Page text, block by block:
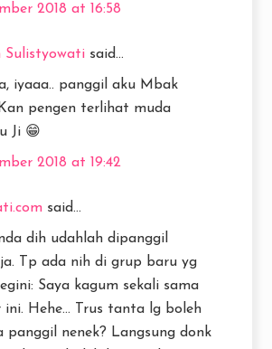
2018 at 16:58
Sulistyowati said...
iyaaa.. panggil aku Mbak
pengen terlihat muda
Ji 😁
2018 at 19:42
said...
dih udahlah dipanggil
Tp ada nih di grup baru yg
Saya kagum sekali sama
ini. Hehe... Trus tanta lg boleh
panggil nenek? Langsung donk